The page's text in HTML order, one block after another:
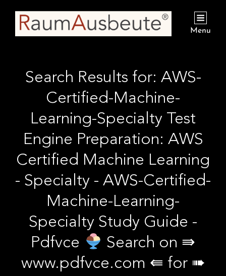
Menu
Search Results for: AWS-
Certified-Machine-
Learning-Specialty Test
Engine Preparation: AWS
Certified Machine Learning
- Specialty - AWS-Certified-
Machine-Learning-
Specialty Study Guide -
Pdfvce
Search on ⇛
www.pdfvce.com ⇚ for ➠